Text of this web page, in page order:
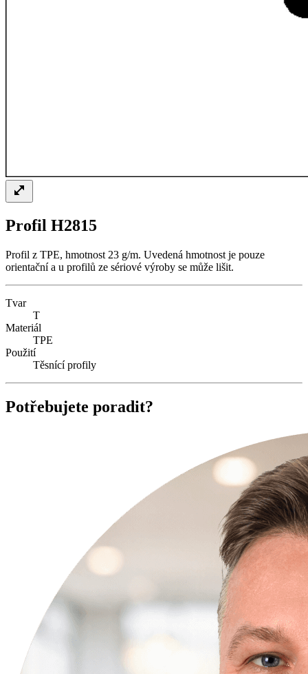
Profil H2815
Profil z TPE, hmotnost 23 g/m. Uvedená hmotnost je pouze
orientační a u profilů ze sériové výroby se může lišit.
Tvar
T
Materiál
TPE
Použití
Těsnící profily
Potřebujete poradit?